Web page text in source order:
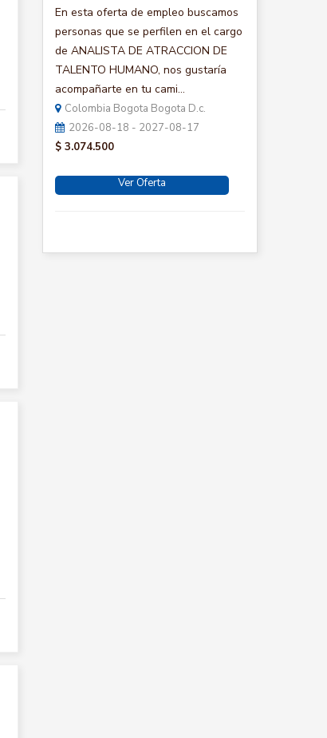
En esta oferta de empleo buscamos
personas que se perfilen en el cargo
de ANALISTA DE ATRACCION DE
TALENTO HUMANO, nos gustaría
acompañarte en tu cami...
Colombia Bogota Bogota D.c.
2026-08-18 - 2027-08-17
$ 3.074.500
Ver Oferta